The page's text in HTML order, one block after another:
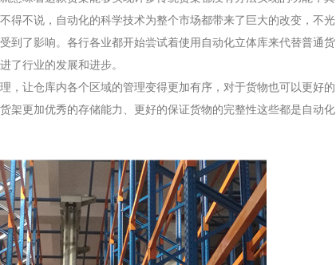
得不说，自动化的科学技术为整个市场都带来了巨大的改变，不光
到了影响。各行各业都开始尝试着使用自动化立体库来代替普通货
了行业的发展和进步。
，让仓库内各个区域的管理变得更加有序，对于货物也可以更好的
架更加优秀的存储能力、更好的保证货物的完整性这些都是自动化